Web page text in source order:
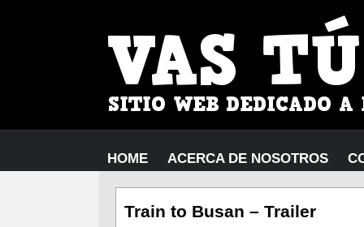
HOME ACERCA DE NOSOTROS
Train to Busan – Trailer